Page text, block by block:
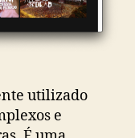
utilizado
e